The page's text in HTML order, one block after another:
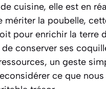
cuisine, elle est en
la poubelle,
pour enrichir la terre
conserver ses
un geste
ce que